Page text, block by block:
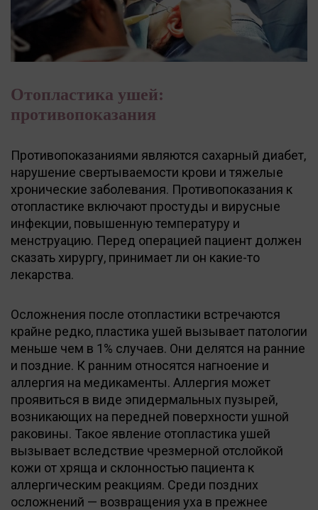
Отопластика ушей:
противопоказания
Противопоказаниями являются сахарный диабет,
нарушение свертываемости крови и тяжелые
хронические заболевания. Противопоказания к
отопластике включают простуды и вирусные
инфекции, повышенную температуру и
менструацию. Перед операцией пациент должен
сказать хирургу, принимает ли он какие-то
лекарства.
Осложнения после отопластики встречаются
крайне редко, пластика ушей вызывает патологии
меньше чем в 1% случаев. Они делятся на ранние
и поздние. К ранним относятся нагноение и
аллергия на медикаменты. Аллергия может
проявиться в виде эпидермальных пузырей,
возникающих на передней поверхности ушной
раковины. Такое явление отопластика ушей
вызывает вследствие чрезмерной отслойкой
кожи от хряща и склонностью пациента к
аллергическим реакциям. Среди поздних
осложнений — возвращения уха в прежнее